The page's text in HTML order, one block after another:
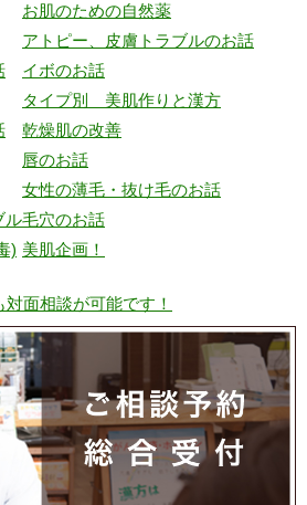
お肌のための自然薬
アトピー、皮膚トラブルのお話
イボのお話
タイプ別 美肌作りと漢方
乾燥肌の改善
唇のお話
女性の薄毛・抜け毛のお話
ル毛穴のお話
) 美肌企画！